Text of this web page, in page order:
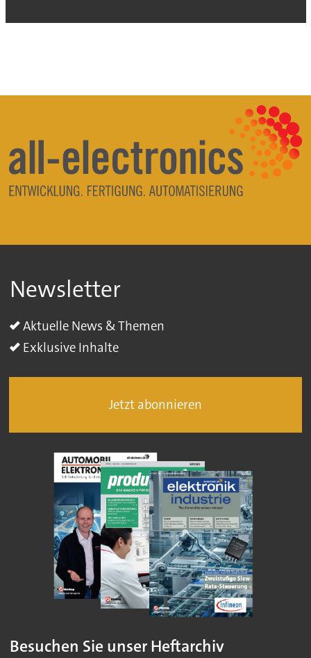
Newsletter
Aktuelle News & Themen
Exklusive Inhalte
Jetzt abonnieren
Besuchen Sie unser Heftarchiv